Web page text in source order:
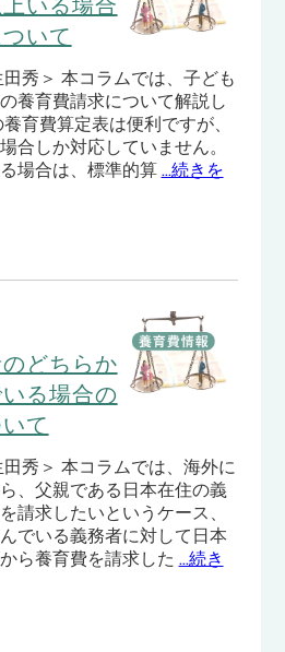
いる場合
いて
秀＞ 本コラムでは、子ども
養育費請求について解説し
育費算定表は便利ですが、
合しか対応していません。
場合は、標準的算 …続きを
どちらか
る場合の
て
秀＞ 本コラムでは、海外に
、父親である日本在住の義
請求したいというケース、
でいる義務者に対して日本
ら養育費を請求した …続き